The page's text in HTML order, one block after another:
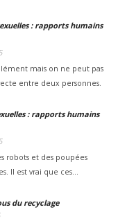
: rapports humains
mais on ne peut pas
entre deux personnes.
: rapports humains
robots et des poupées
Il est vrai que ces…
du recyclage